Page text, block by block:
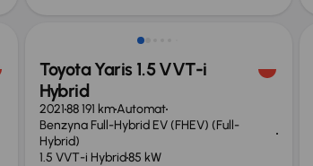
Toyota Yaris 1.5 VVT-i
Hybrid
202188 191 kmAutomat
Benzyna Full-Hybrid EV (FHEV) (Full-
Hybrid)
1.5 VVT-i Hybrid85 kW